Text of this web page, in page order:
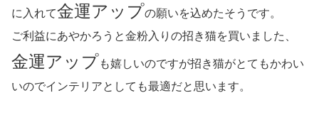
に入れて金運アップの願いを込めたそうです。
ご利益にあやかろうと金粉入りの招き猫を買いました、
金運アップも嬉しいのですが招き猫がとてもかわい
いのでインテリアとしても最適だと思います。